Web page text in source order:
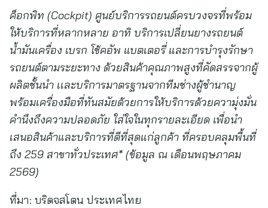
ค็อกพิท (Cockpit) ศูนย์บริการรถยนต์ครบวงจรที่พร้อม
ให้บริการที่หลากหลาย อาทิ บริการเปลี่ยนยางรถยนต์
น้ำมันเครื่อง เบรก โช้คอัพ แบตเตอรี่ และการบำรุงรักษา
รถยนต์ตามระยะทาง ด้วยสินค้าคุณภาพสูงที่คัดสรรจากผู้
ผลิตชั้นนำ เเละบริการมาตรฐานจากทีมช่างผู้ชำนาญ
พร้อมเครื่องมือที่ทันสมัยด้วยการให้บริการด้วยความุ่งมั่น
คำนึงถึงความปลอดภัย ใส่ใจในทุกรายละเอียด เพื่อนำ
เสนอสินค้าและบริการที่ดีที่สุดแก่ลูกค้า ที่ครอบคลุมพื้นที่
ถึง 259 สาขาทั่วประเทศ*(ข้อมูล ณ เดือนพฤษภาคม
2569)
ที่มา: บริดจสโตน ประเทศไทย